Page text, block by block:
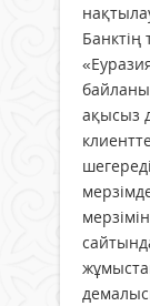
Банктің
ақысыз